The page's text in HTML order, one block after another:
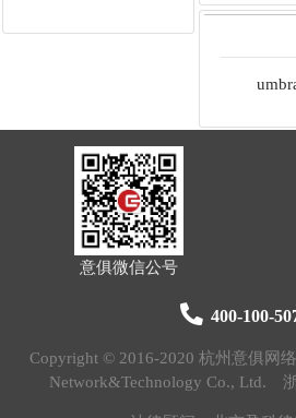
意俱微信公号
400-100-
Copyright © 2016-2020 杭州意俱网
Network&Technology Co., Ltd.